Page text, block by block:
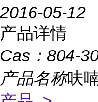
2016-05-12
产品详情
Cas： 804-
产品名称呋